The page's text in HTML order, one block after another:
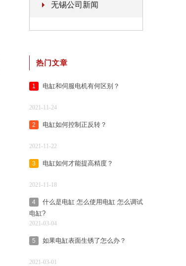
无锡公司新闻
热门文章
1 电缸和伺服电机有何区别？
2021-11-24
2 电缸如何控制正反转？
2021-11-22
3 电缸如何才能提高精度？
2021-11-18
4
什么是电缸 怎么使用电缸 怎么调试
电缸?
2021-03-04
5 如果电缸表面生锈了怎么办？
2021-03-01